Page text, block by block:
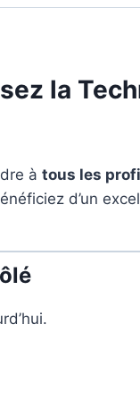
la
à tous les
d’un